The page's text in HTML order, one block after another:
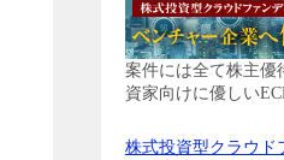
案件には全て株主優
資家向けに優しい
株式投資型クラウド